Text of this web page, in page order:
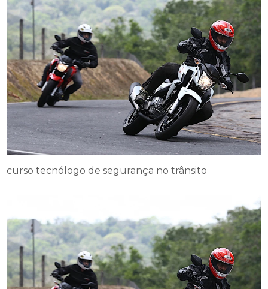
curso tecnólogo de segurança no trânsito